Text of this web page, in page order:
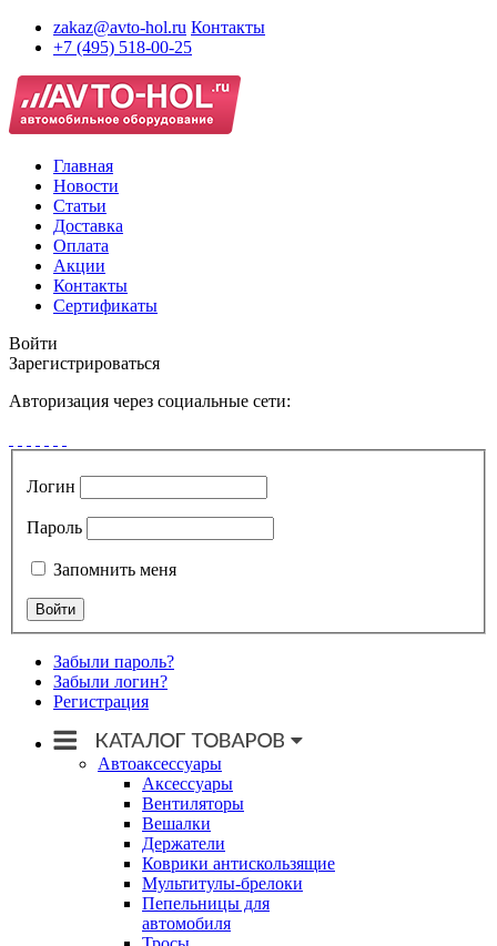
zakaz@avto-hol.ru Контакты
+7 (495) 518-00-25
Главная
Новости
Статьи
Доставка
Оплата
Акции
Контакты
Сертификаты
Войти
Зарегистрироваться
Авторизация через социальные сети:
Логин
Пароль
Запомнить меня
Забыли пароль?
Забыли логин?
Регистрация
Автоаксессуары
Аксессуары
Вентиляторы
Вешалки
Держатели
Коврики антискользящие
Мультитулы-брелоки
Пепельницы для
автомобиля